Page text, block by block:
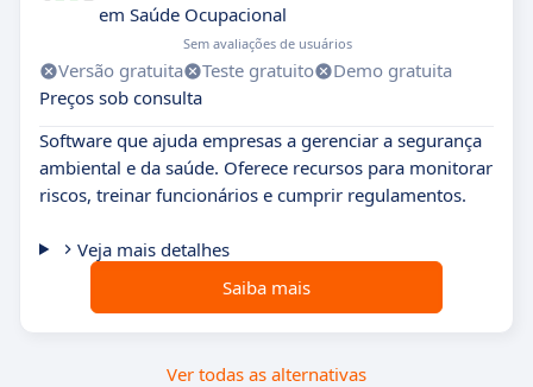
em Saúde Ocupacional
Sem avaliações de usuários
Versão gratuita Teste gratuito
Demo gratuita
Preços sob consulta
Software que ajuda empresas a gerenciar a segurança
ambiental e da saúde. Oferece recursos para monitorar
riscos, treinar funcionários e cumprir regulamentos.
Veja mais detalhes
Saiba mais
Ver todas as alternativas